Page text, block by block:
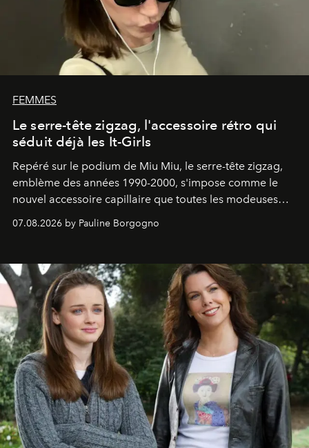
FEMMES
Le serre-tête zigzag, l'accessoire rétro qui
séduit déjà les It-Girls
Repéré sur le podium de Miu Miu, le serre-tête zigzag,
emblème des années 1990-2000, s'impose comme le
nouvel accessoire capillaire que toutes les modeuses
s'arrachent déjà.
07.08.2026 by Pauline Borgogno